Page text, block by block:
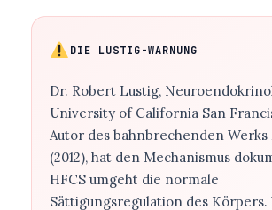
DIE LUSTIG-WARNUNG
Dr. Robert Lustig,
University of California San
Autor des bahnbrechenden Werks
(2012), hat den Mechanismus
HFCS umgeht die normale
Sättigungsregulation des Körpers.